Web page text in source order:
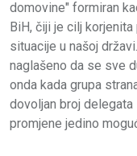
domovine" formiran
BiH, čiji je cilj
situacije u našoj
naglašeno da se sve
onda kada grupa
dovoljan broj
promjene jedino